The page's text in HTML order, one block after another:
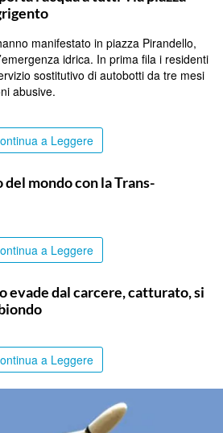
manifestato in piazza Pirandello,
idrica. In prima fila i residenti
sostitutivo di autobotti da tre mesi
abusive.
a Leggere
mondo con la Trans-
a Leggere
evade dal carcere, catturato, si
a Leggere